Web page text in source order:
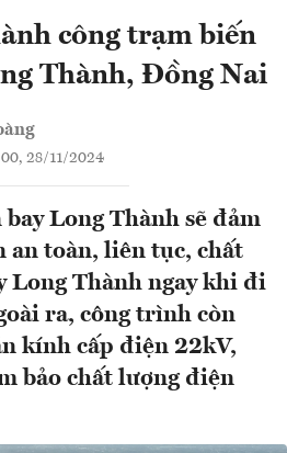
công trạm biến
Thành, Đồng Nai
28/11/2024
Long Thành sẽ đảm
an toàn, liên tục, chất
Long Thành ngay khi đi
ra, công trình còn
kính cấp điện 22kV,
bảo chất lượng điện